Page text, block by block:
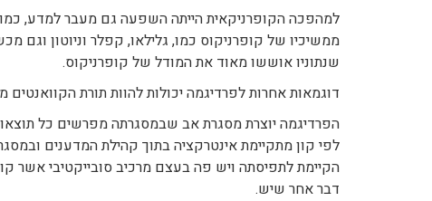
למהפכה הקופרניקאית הייתה השפעה גם מעבר למדע,
ממשיכיו של קופרניקוס כמו, גלילאו, קפלר וניוטון
שנתוניו אוששו מאוד את המודל של קופרניקוס.
דוגמאות אחרות לפרדיגמה יכולות להוות תורת הקוואנטים מתחילת המאה ה20 וגם
הפרדיגמה יוצרת מסגרת אב שבמסגרתה מפרשים כל
לפי קון מתקיימת אינטרקציה בתוך קהילת המדענים
הקיימת לתפיסתה ויש פה בעצם מרכיב סובייקטיבי אשר
דבר אחר שיש.